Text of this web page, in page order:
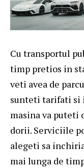
Cu transportul
timp pretios in
veti avea de
sunteti tarifati si
masina va puteti
dorii. Serviciile
alegeti sa
mai lunga de